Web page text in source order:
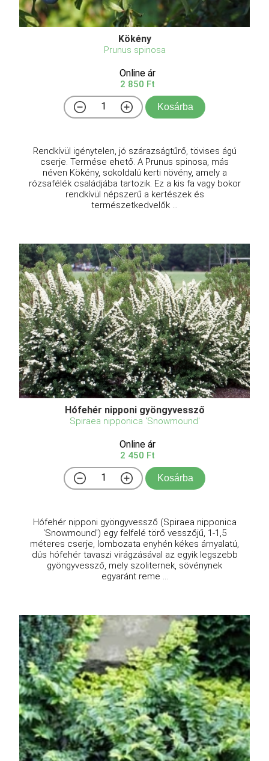
Kökény
Prunus spinosa
Online ár
2 850 Ft
Kosárba
Rendkívül igénytelen, jó szárazságtűrő, tövises ágú
cserje. Termése ehető. A Prunus spinosa, más
néven Kökény, sokoldalú kerti növény, amely a
rózsafélék családjába tartozik. Ez a kis fa vagy bokor
rendkívül népszerű a kertészek és
természetkedvelők ...
Hófehér nipponi gyöngyvessző
Spiraea nipponica 'Snowmound'
Online ár
2 450 Ft
Kosárba
Hófehér nipponi gyöngyvessző (Spiraea nipponica
'Snowmound') egy felfelé törő vesszőjű, 1-1,5
méteres cserje, lombozata enyhén kékes árnyalatú,
dús hófehér tavaszi virágzásával az egyik legszebb
gyöngyvessző, mely szoliternek, sövénynek
egyaránt reme ...